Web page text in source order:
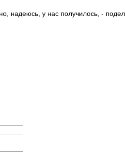
надеюсь, у нас получилось, -